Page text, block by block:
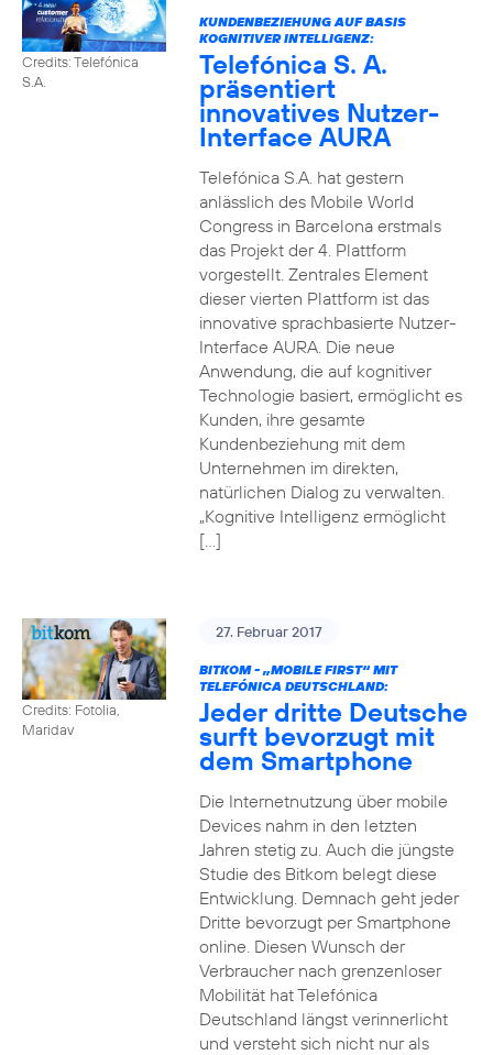
Credits: Telefónica
S.A.
KUNDENBEZIEHUNG AUF BASIS
KOGNITIVER INTELLIGENZ:
Telefónica S. A.
präsentiert
innovatives Nutzer-
Interface AURA
Telefónica S.A. hat gestern
anlässlich des Mobile World
Congress in Barcelona erstmals
das Projekt der 4. Plattform
vorgestellt. Zentrales Element
dieser vierten Plattform ist das
innovative sprachbasierte Nutzer-
Interface AURA. Die neue
Anwendung, die auf kognitiver
Technologie basiert, ermöglicht es
Kunden, ihre gesamte
Kundenbeziehung mit dem
Unternehmen im direkten,
natürlichen Dialog zu verwalten.
„Kognitive Intelligenz ermöglicht
[…]
Credits: Fotolia,
Maridav
27. Februar 2017
BITKOM - „MOBILE FIRST“ MIT
TELEFÓNICA DEUTSCHLAND:
Jeder dritte Deutsche
surft bevorzugt mit
dem Smartphone
Die Internetnutzung über mobile
Devices nahm in den letzten
Jahren stetig zu. Auch die jüngste
Studie des Bitkom belegt diese
Entwicklung. Demnach geht jeder
Dritte bevorzugt per Smartphone
online. Diesen Wunsch der
Verbraucher nach grenzenloser
Mobilität hat Telefónica
Deutschland längst verinnerlicht
und versteht sich nicht nur als